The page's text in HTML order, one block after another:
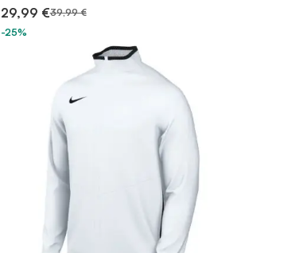
29,99 €39,99 €
-25%